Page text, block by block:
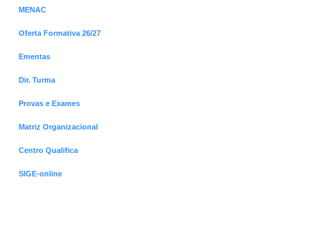
MENAC
Oferta Formativa 26/27
Ementas
Dir. Turma
Provas e Exames
Matriz Organizacional
Centro Qualifica
SIGE-online